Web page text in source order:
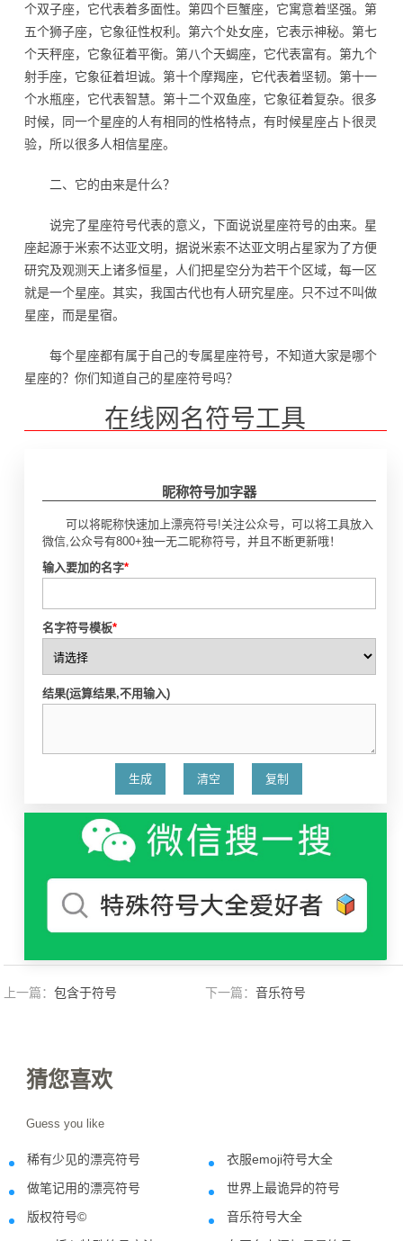
个双子座，它代表着多面性。第四个巨蟹座，它寓意着坚强。第
五个狮子座，它象征性权利。第六个处女座，它表示神秘。第七
个天秤座，它象征着平衡。第八个天蝎座，它代表富有。第九个
射手座，它象征着坦诚。第十个摩羯座，它代表着坚韧。第十一
个水瓶座，它代表智慧。第十二个双鱼座，它象征着复杂。很多
时候，同一个星座的人有相同的性格特点，有时候星座占卜很灵
验，所以很多人相信星座。
二、它的由来是什么？
说完了星座符号代表的意义，下面说说星座符号的由来。星
座起源于米索不达亚文明，据说米索不达亚文明占星家为了方便
研究及观测天上诸多恒星，人们把星空分为若干个区域，每一区
就是一个星座。其实，我国古代也有人研究星座。只不过不叫做
星座，而是星宿。
每个星座都有属于自己的专属星座符号，不知道大家是哪个
星座的？你们知道自己的星座符号吗？
在线网名符号工具
昵称符号加字器
可以将昵称快速加上漂亮符号!关注公众号，可以将工具放入
微信,公众号有800+独一无二昵称符号，并且不断更新哦！
输入要加的名字*
名字符号模板*
结果(运算结果,不用输入)
上一篇：包含于符号 下一篇：音乐符号
猜您喜欢
Guess you like
稀有少见的漂亮符号 衣服emoji符号大全
做笔记用的漂亮符号 世界上最诡异的符号
版权符号© 音乐符号大全